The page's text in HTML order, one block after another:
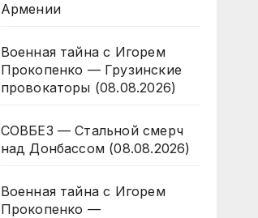
Армении
Военная тайна с Игорем
Прокопенко — Грузинские
провокаторы (08.08.2026)
СОВБЕЗ — Стальной смерч
над Донбассом (08.08.2026)
Военная тайна с Игорем
Прокопенко —